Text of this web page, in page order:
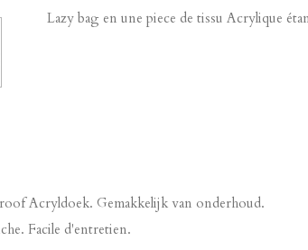
Lazy bag en une piece de tissu Acrylique
Acryldoek. Gemakkelijk van onderhoud.
Facile d'entretien.